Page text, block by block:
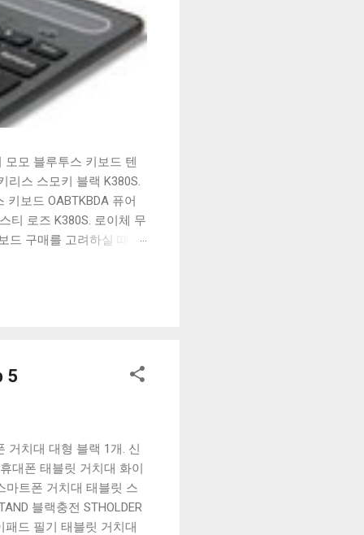
모모 블루투스 키보드 텐
리스 스모키 블랙 K380S.
보드 OABTKBDA 퓨어
티 로즈 K380S. 로이체 무
드 구매를 고려하실 때, 추
5
거치대 대형 블랙 1개. 신
대폰 태블릿 거치대 화이
마트폰 거치대 태블릿 스
블랙충전 STHOLDER
패드 필기 태블릿 거치대